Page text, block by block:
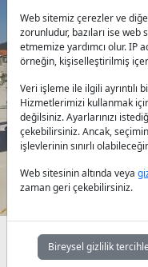
Previous
Müsaitlik durumuna
Web sitemiz çerezler ve
zorunludur, bazıları ise web
etmemize yardımcı olur. IP
örneğin, kişiselleştirilmiş
Veri işleme ile ilgili ayrıntılı
Hizmetlerimizi kullanmak
değilsiniz. Ayarlarınızı
çekebilirsiniz. Ancak,
işlevlerinin sınırlı
Web sitesinin altında veya
zaman geri çekebilirsiniz.
Bireysel gizlilik